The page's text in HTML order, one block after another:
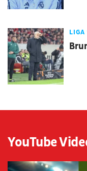
LIGA
YouTube